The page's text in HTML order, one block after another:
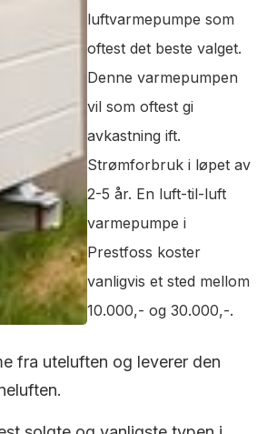
luftvarmepumpe som
oftest det beste valget.
Denne varmepumpen
vil som oftest gi
avkastning ift.
Strømforbruk i løpet av
2-5 år. En luft-til-luft
varmepumpe i
Prestfoss koster
vanligvis et sted mellom
10.000,- og 30.000,-.
fra uteluften og leverer den